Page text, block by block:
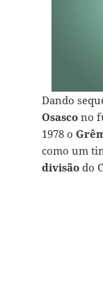
Dando
Osascono
1978 o
como um
divisãodo